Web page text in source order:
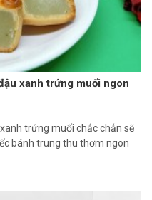
xanh trứng muối ngon
trứng muối chắc chắn sẽ
bánh trung thu thơm ngon